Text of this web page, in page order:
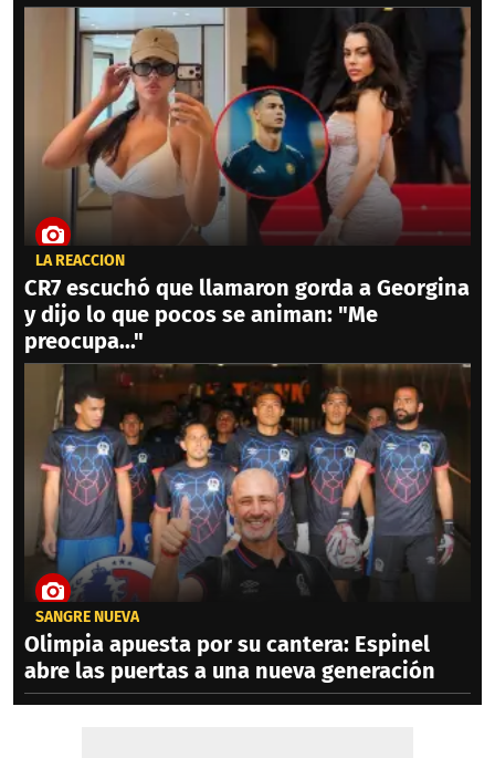
LA REACCIÓN
CR7 escuchó que llamaron gorda a Georgina
y dijo lo que pocos se animan: "Me
preocupa..."
SANGRE NUEVA
Olimpia apuesta por su cantera: Espinel
abre las puertas a una nueva generación